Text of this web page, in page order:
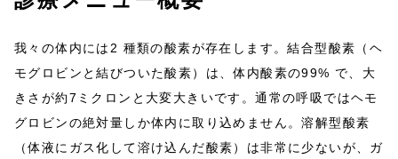
我々の体内には2 種類の酸素が存在します。結合型酸素（ヘ
モグロビンと結びついた酸素）は、体内酸素の99% で、大
きさが約7ミクロンと大変大きいです。通常の呼吸ではヘモ
グロビンの絶対量しか体内に取り込めません。溶解型酸素
（体液にガス化して溶け込んだ酸素）は非常に少ないが、ガ